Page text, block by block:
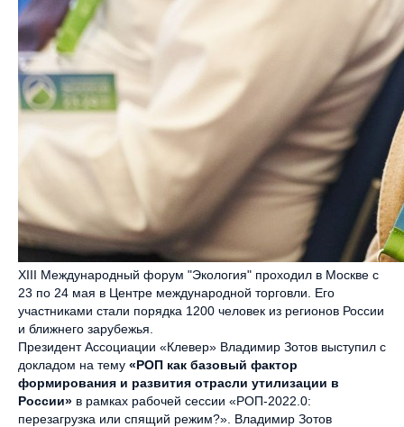
XIII Международный форум "Экология" проходил в Москве с
23 по 24 мая в Центре международной торговли. Его
участниками стали порядка 1200 человек из регионов России
и ближнего зарубежья.
Президент Ассоциации «Клевер» Владимир Зотов выступил с
докладом на тему «РОП как базовый фактор
формирования и развития отрасли утилизации в
России» в рамках рабочей сессии «РОП-2022.0:
перезагрузка или спящий режим?». Владимир Зотов